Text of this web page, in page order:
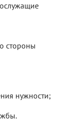
стороны
нужности;